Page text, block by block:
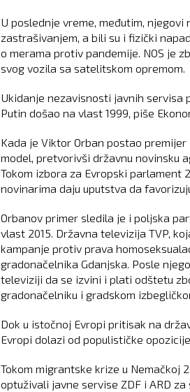
U poslednje vreme, međutim, njegovi
zastrašivanjem, a bili su i fizički
o merama protiv pandemije. NOS je
svog vozila sa satelitskom opremom.
Ukidanje nezavisnosti javnih servisa
Putin došao na vlast 1999, piše
Kada je Viktor Orban postao
model, pretvorivši državnu novinsku
Tokom izbora za Evropski parlament
novinarima daju uputstva da
Orbanov primer sledila je i poljska
vlast 2015. Državna televizija TVP,
kampanje protiv prava
gradonačelnika Gdanjska. Posle
televiziji da se izvini i plati odštetu
gradonačelniku i gradskom
Dok u istočnoj Evropi pritisak na
Evropi dolazi od populističke
Tokom migrantske krize u Nemačkoj
optuživali javne servise ZDF i ARD